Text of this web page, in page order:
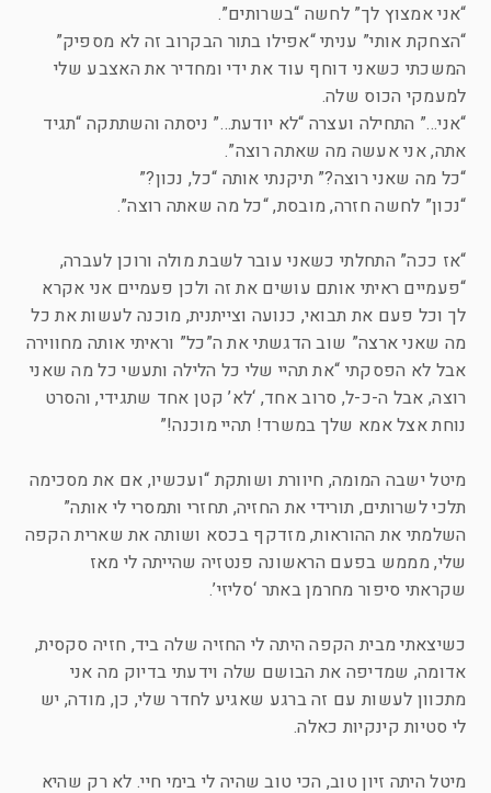
“אני אמצוץ לך” לחשה “בשרותים”.
“הצחקת אותי” עניתי “אפילו בתור הבקרוב זה לא מספיק”
המשכתי כשאני דוחף עוד את ידי ומחדיר את האצבע שלי
למעמקי הכוס שלה.
“אני…” התחילה ועצרה “לא יודעת…” ניסתה והשתתקה “תגיד
אתה, אני אעשה מה שאתה רוצה”.
“כל מה שאני רוצה?” תיקנתי אותה “כל, נכון?”
“נכון” לחשה חזרה, מובסת, “כל מה שאתה רוצה”.
“אז ככה” התחלתי כשאני עובר לשבת מולה ורוכן לעברה,
“פעמיים ראיתי אותם עושים את זה ולכן פעמיים אני אקרא
לך וכל פעם את תבואי, כנועה וצייתנית, מוכנה לעשות את כל
מה שאני ארצה” שוב הדגשתי את ה”כל” וראיתי אותה מחווירה
אבל לא הפסקתי “את תהיי שלי כל הלילה ותעשי כל מה שאני
רוצה, אבל ה-כ-ל, סרוב אחד, ‘לא’ קטן אחד שתגידי, והסרט
נוחת אצל אמא שלך במשרד! תהיי מוכנה!”
מיטל ישבה המומה, חיוורת ושותקת “ועכשיו, אם את מסכימה
תלכי לשרותים, תורידי את החזיה, תחזרי ותמסרי לי אותה”
השלמתי את ההוראות, מזדקף בכסא ושותה את שארית הקפה
שלי, מממש בפעם הראשונה פנטזיה שהייתה לי מאז
שקראתי סיפור מחרמן באתר ‘סליזי’.
כשיצאתי מבית הקפה היתה לי החזיה שלה ביד, חזיה סקסית,
אדומה, שמדיפה את הבושם שלה וידעתי בדיוק מה אני
מתכוון לעשות עם זה ברגע שאגיע לחדר שלי, כן, מודה, יש
לי סטיות קינקיות כאלה.
מיטל היתה זיון טוב, הכי טוב שהיה לי בימי חיי. לא רק שהיא